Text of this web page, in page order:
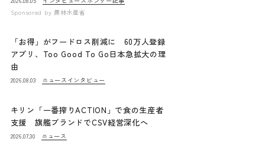
Sponsored by 農林水産省
「お得」がフードロス削減に 60万人登録
アプリ、Too Good To Go日本急拡大の理
由
2026.08.03 ニュース インタビュー
キリン「一番搾りACTION」で食の生産者
支援 旗艦ブランドでCSV経営深化へ
2026.07.30 ニュース